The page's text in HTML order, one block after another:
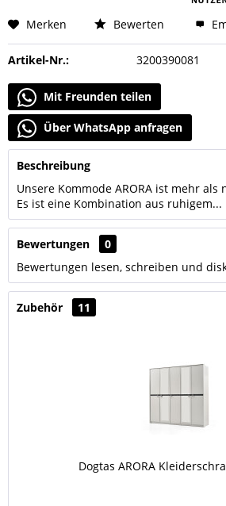
Merken Bewerten
Artikel-Nr.: 3200390081
Mit Freunden teilen
Über WhatsApp anfragen
Beschreibung
Unsere Kommode ARORA ist mehr
Es ist eine Kombination aus ruhigem...
Bewertungen
0
Bewertungen lesen, schreiben und
Zubehör 11
Dogtas ARORA